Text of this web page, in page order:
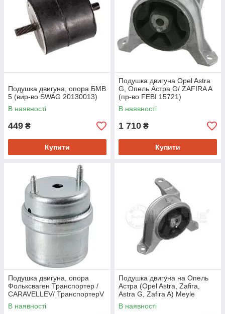
Подушка двигуна, опора БМВ
5 (вир-во SWAG 20130013)
В наявності
449 ₴
Купити
Подушка двигуна Opel Astra
G, Опель Астра G/ ZAFIRA A
(пр-во FEBI 15721)
В наявності
1 710 ₴
Купити
Подушка двигуна, опора
Фольксваген Транспортер /
CARAVELLEV/ ТранспортерV
(пр-во FEBI 18858)
В наявності
Подушка двигуна на Опель
Астра (Opel Astra, Zafira,
Astra G, Zafira A) Meyle
6145680001
В наявності